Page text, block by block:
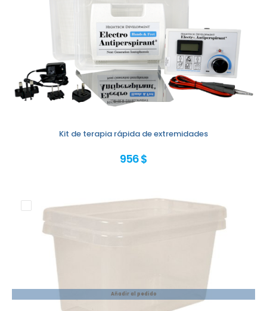
Kit de terapia rápida de extremidades
956 $
Añadir al pedido